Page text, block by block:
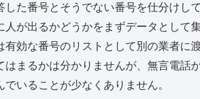
た番号とそうでない番号を仕分けし
が出るかどうかをまずデータとして集
効な番号のリストとして別の業者に
まるかは分かりませんが、無言電話
いることが少なくありません。